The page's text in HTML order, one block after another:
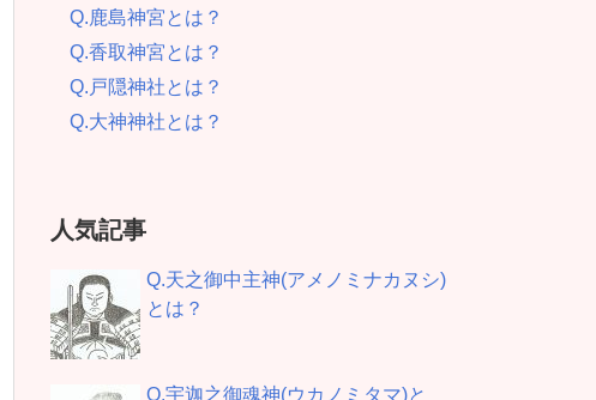
Q.鹿島神宮とは？
Q.香取神宮とは？
Q.戸隠神社とは？
Q.大神神社とは？
人気記事
Q.天之御中主神(アメノミナカヌシ)
とは？
Q.宇迦之御魂神(ウカノミタマ)と